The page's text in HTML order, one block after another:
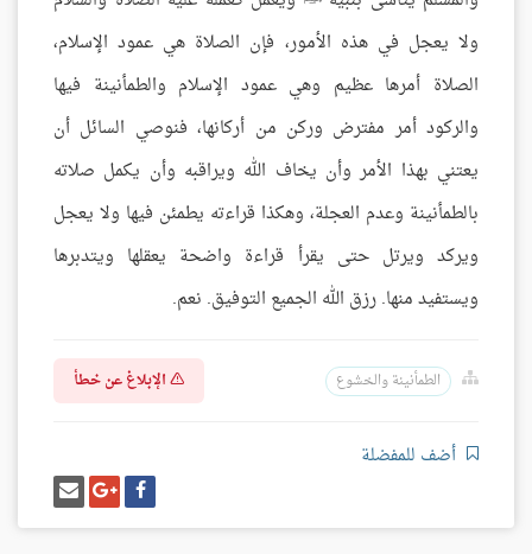
ولا يعجل في هذه الأمور، فإن الصلاة هي عمود الإسلام،
الصلاة أمرها عظيم وهي عمود الإسلام والطمأنينة فيها
والركود أمر مفترض وركن من أركانها، فنوصي السائل أن
يعتني بهذا الأمر وأن يخاف الله ويراقبه وأن يكمل صلاته
بالطمأنينة وعدم العجلة، وهكذا قراءته يطمئن فيها ولا يعجل
ويركد ويرتل حتى يقرأ قراءة واضحة يعقلها ويتدبرها
ويستفيد منها. رزق الله الجميع التوفيق. نعم.
الطمأنينة والخشوع الإبلاغ عن خطأ
أضف للمفضلة
شارك
على
فيسبوك
شارك
على
غوغل
بلس
إرسل
إيميل